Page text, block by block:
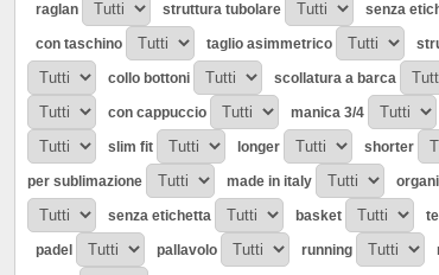
raglan struttura tubolare senza
con taschino taglio asimmetrico
collo bottoni scollatura a barca
con cappuccio manica 3/4
slim fit longer shorter
per sublimazione made in italy
senza etichetta basket
padel pallavolo running